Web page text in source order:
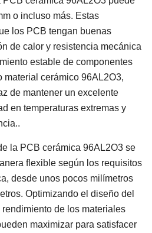
o incluso más. Estas
los PCB tengan buenas
de calor y resistencia mecánica
estable de componentes
material cerámico 96AL2O3,
de mantener un excelente
en temperaturas extremas y
la PCB cerámica 96AL2O3 se
flexible según los requisitos
desde unos pocos milímetros
Optimizando el diseño del
de los materiales
maximizar para satisfacer